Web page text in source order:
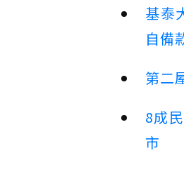
基泰
自備
第二
8成
市